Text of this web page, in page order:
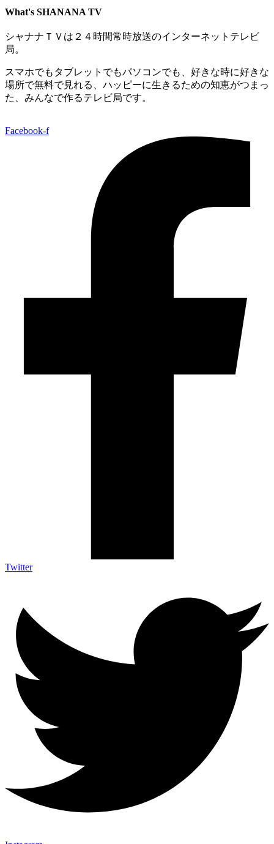
What's SHANANA TV
シャナナＴＶは２４時間常時放送のインターネットテレビ
局。
スマホでもタブレットでもパソコンでも、好きな時に好きな
場所で無料で見れる、 ハッピーに生きるための知恵がつまっ
た、みんなで作るテレビ局です。
Facebook-f
Twitter